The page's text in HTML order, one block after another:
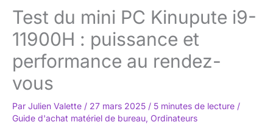
Test du mini PC Kinupute i9-
11900H : puissance et
performance au rendez-
vous
Par Julien Valette / 27 mars 2025 / 5 minutes de lecture /
Guide d'achat matériel de bureau, Ordinateurs